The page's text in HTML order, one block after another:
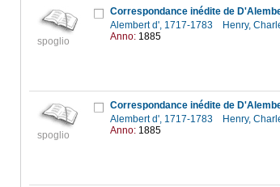
spoglio
Alembert d', 1717-1783
Henry,
Anno: 1885
spoglio
Alembert d', 1717-1783
Henry,
Anno: 1885